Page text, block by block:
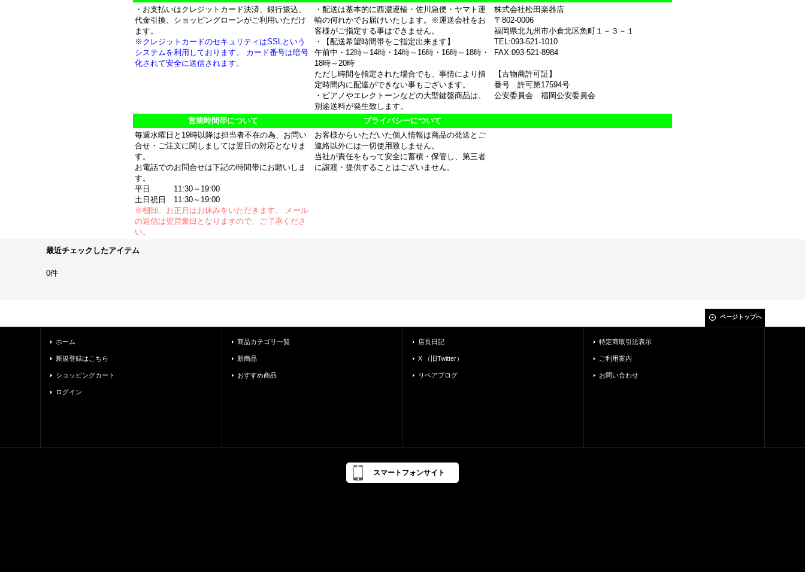
・お支払いはクレジットカード決済、銀行振込、
代金引換、ショッピングローンがご利用いただけ
ます。
※クレジットカードのセキュリティはSSLという
システムを利用しております。 カード番号は暗号
化されて安全に送信されます。
・配送は基本的に西濃運輸・佐川急便・ヤマト運
輸の何れかでお届けいたします。※運送会社をお
客様がご指定する事はできません。
・【配送希望時間帯をご指定出来ます】
午前中・12時～14時・14時～16時・16時～18時・
18時～20時
ただし時間を指定された場合でも、事情により指
定時間内に配達ができない事もございます。
・ピアノやエレクトーンなどの大型鍵盤商品は、
別途送料が発生致します。
株式会社松田楽器店
〒802-0006
福岡県北九州市小倉北区魚町１－３－１
TEL:093-521-1010
FAX:093-521-8984
【古物商許可証】
番号 許可第17594号
公安委員会 福岡公安委員会
営業時間帯について
プライバシーについて
毎週水曜日と19時以降は担当者不在の為、お問い
合せ・ご注文に関しましては翌日の対応となりま
す。
お電話でのお問合せは下記の時間帯にお願いしま
す。
平日 11:30～19:00
土日祝日 11:30～19:00
※棚卸、お正月はお休みをいただきます。 メール
の返信は翌営業日となりますので、ご了承くださ
い。
お客様からいただいた個人情報は商品の発送とご
連絡以外には一切使用致しません。
当社が責任をもって安全に蓄積・保管し、第三者
に譲渡・提供することはございません。
最近チェックしたアイテム
0件
ページトップへ
ホーム
新規登録はこちら
ショッピングカート
ログイン
商品カテゴリ一覧
新商品
おすすめ商品
店長日記
X （旧Twitter）
リペアブログ
特定商取引法表示
ご利用案内
お問い合わせ
スマートフォンサイト